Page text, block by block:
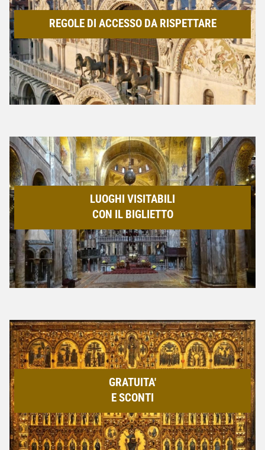
REGOLE DI ACCESSO DA RISPETTARE
LUOGHI VISITABILI
CON IL BIGLIETTO
GRATUITA'
E SCONTI